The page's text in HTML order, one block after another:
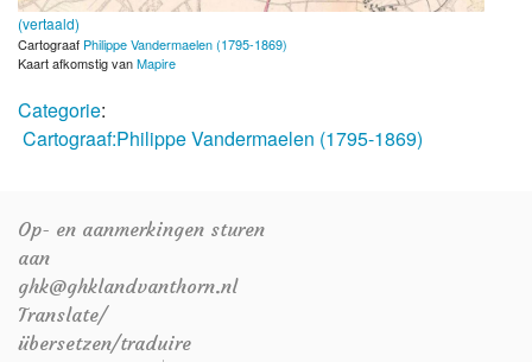
(vertaald)
Cartograaf Philippe Vandermaelen (1795-1869)
Kaart afkomstig vanMapire
Categorie:
Cartograaf:Philippe Vandermaelen (1795-1869)
Op- en aanmerkingen sturen
aan
ghk@ghklandvanthorn.nl
Translate/
übersetzen/traduire